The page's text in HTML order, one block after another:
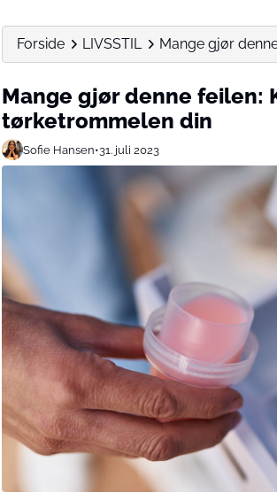
Forside LIVSSTIL Mange gjør
Mange gjør denne feilen:
tørketrommelen din
Sofie Hansen•31. juli 2023